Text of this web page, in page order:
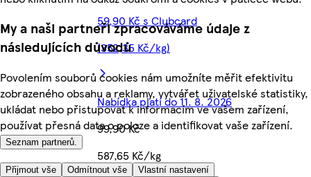
My a naši partneři zpracováváme údaje z
následujících důvodů
Povolením souborů cookies nám umožníte měřit efektivitu
zobrazeného obsahu a reklamy, vytvářet uživatelské statistiky,
ukládat nebo přistupovat k informacím ve vašem zařízení,
používat přesná data o poloze a identifikovat vaše zařízení.
Seznam partnerů.
Přijmout vše Odmítnout vše Vlastní nastavení
59,90 Kč s Clubcard
(352,35 Kč/kg)
Nabídka platí do 11. 8. 2026
99,90 Kč
587,65 Kč/kg